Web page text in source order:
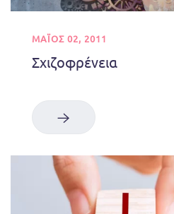
ΜΑΪΟΣ 02, 2011
Σχιζοφρένεια